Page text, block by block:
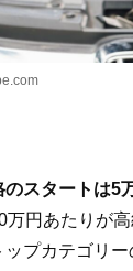
スタートは5
万円あたりが
ップカテゴリ